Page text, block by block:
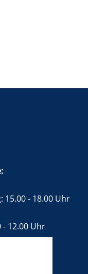
- 18.00 Uhr
- 12.00 Uhr